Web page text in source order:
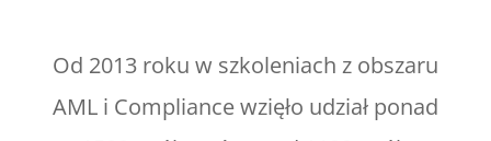
Od 2013 roku w szkoleniach z obszaru
AML i Compliance wzięło udział ponad